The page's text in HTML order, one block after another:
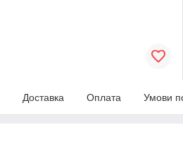
Доставка Оплата Умови